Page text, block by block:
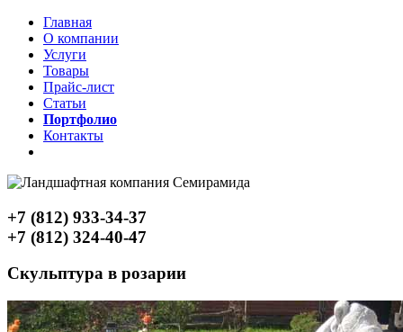
Главная
О компании
Услуги
Товары
Прайс-лист
Статьи
Портфолио
Контакты
+7 (812) 933-34-37
+7 (812) 324-40-47
Скульптура в розарии